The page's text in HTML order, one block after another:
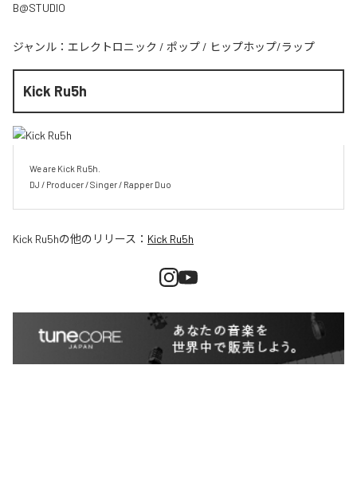
B@STUDIO
ジャンル： エレクトロニック / ポップ / ヒップホップ/ラップ
Kick Ru5h
We are Kick Ru5h.
DJ / Producer / Singer / Rapper Duo
Kick Ru5hの他のリリース： Kick Ru5h